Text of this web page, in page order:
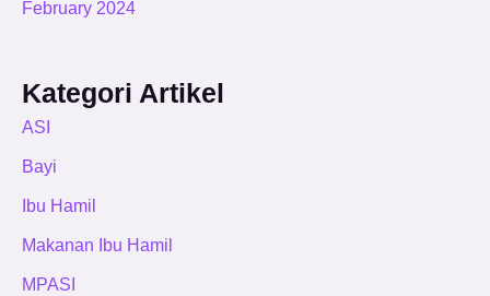
February 2024
Kategori Artikel
ASI
Bayi
Ibu Hamil
Makanan Ibu Hamil
MPASI